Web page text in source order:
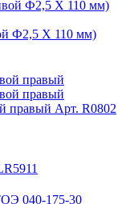
Ф2,5 X 110 мм)
правый Арт. R0802